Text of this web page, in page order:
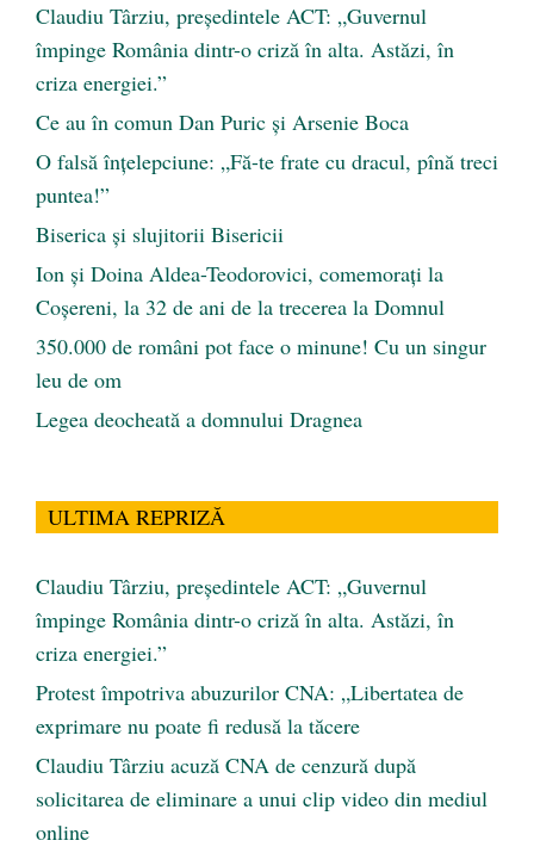
Claudiu Târziu, președintele ACT: „Guvernul
împinge România dintr-o criză în alta. Astăzi, în
criza energiei.”
Ce au în comun Dan Puric şi Arsenie Boca
O falsă înțelepciune: „Fă-te frate cu dracul, pînă treci
puntea!”
Biserica și slujitorii Bisericii
Ion și Doina Aldea-Teodorovici, comemorați la
Coșereni, la 32 de ani de la trecerea la Domnul
350.000 de români pot face o minune! Cu un singur
leu de om
Legea deocheată a domnului Dragnea
ULTIMA REPRIZĂ
Claudiu Târziu, președintele ACT: „Guvernul
împinge România dintr-o criză în alta. Astăzi, în
criza energiei.”
Protest împotriva abuzurilor CNA: „Libertatea de
exprimare nu poate fi redusă la tăcere
Claudiu Târziu acuză CNA de cenzură după
solicitarea de eliminare a unui clip video din mediul
online